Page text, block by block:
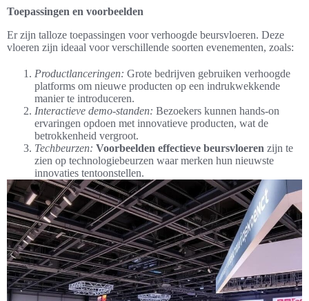
Toepassingen en voorbeelden
Er zijn talloze toepassingen voor verhoogde beursvloeren. Deze
vloeren zijn ideaal voor verschillende soorten evenementen, zoals:
Productlanceringen: Grote bedrijven gebruiken verhoogde
platforms om nieuwe producten op een indrukwekkende
manier te introduceren.
Interactieve demo-standen: Bezoekers kunnen hands-on
ervaringen opdoen met innovatieve producten, wat de
betrokkenheid vergroot.
Techbeurzen: Voorbeelden effectieve beursvloeren zijn te
zien op technologiebeurzen waar merken hun nieuwste
innovaties tentoonstellen.